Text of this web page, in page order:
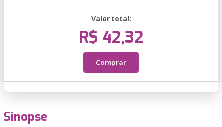
Valor total:
R$ 42,32
Comprar
Sinopse